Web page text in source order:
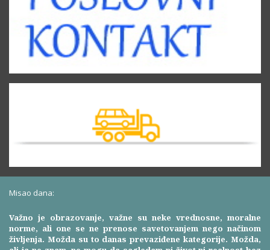
Misao dana:
Važno je obrazovanje, važne su neke vrednosne, moralne
norme, ali one se ne prenose savetovanjem nego načinom
življenja. Možda su to danas prevaziđene kategorije. Možda,